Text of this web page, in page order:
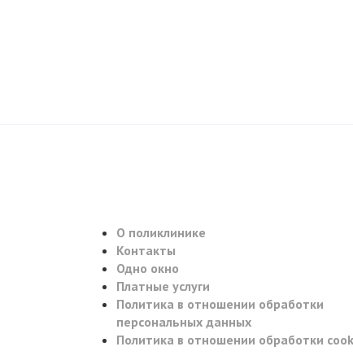
О поликлинике
Контакты
Одно окно
Платные услуги
Политика в отношении обработки
персональных данных
Политика в отношении обработки